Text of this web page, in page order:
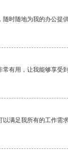
时随地为我的办公提
有用，让我能够享受
满足我所有的工作需